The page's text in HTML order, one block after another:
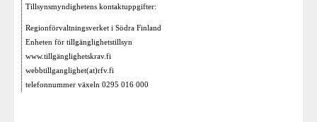
Tillsynsmyndighetens kontaktuppgifter:
Regionförvaltningsverket i Södra Finland
Enheten för tillgänglighetstillsyn
www.tillgänglighetskrav.fi
webbtillganglighet(at)rfv.fi
telefonnummer växeln 0295 016 000